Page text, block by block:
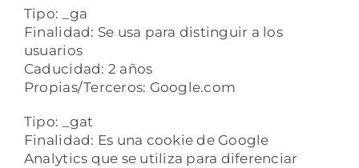
Tipo: _ga
Finalidad: Se usa para distinguir a los
usuarios
Caducidad: 2 años
Propias/Terceros: Google.com
Tipo: _gat
Finalidad: Es una cookie de Google
Analytics que se utiliza para diferenciar